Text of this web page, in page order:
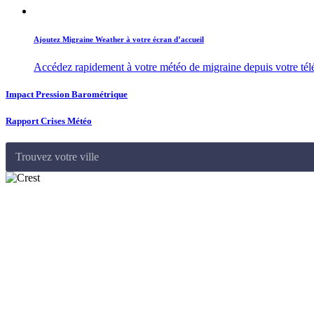
Ajoutez Migraine Weather à votre écran d’accueil
Accédez rapidement à votre météo de migraine depuis votre
Impact Pression Barométrique
Rapport Crises Météo
Trouvez votre ville